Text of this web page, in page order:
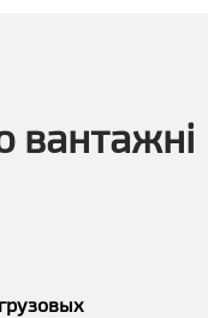
вантажні